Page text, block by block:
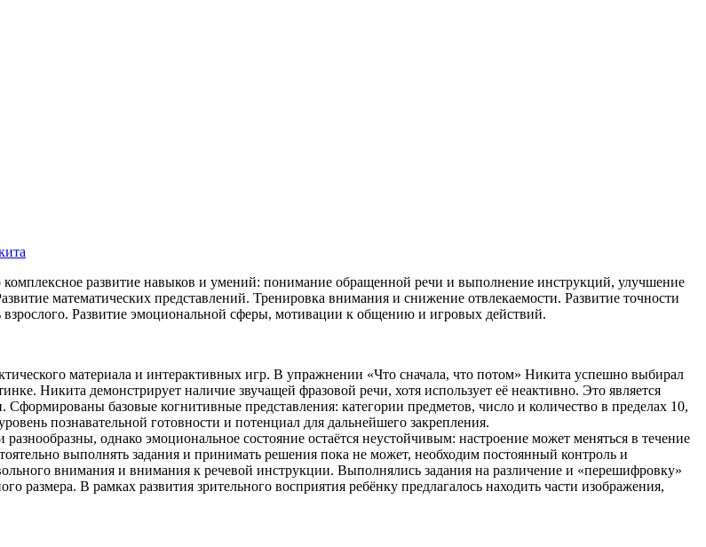
развитие навыков и умений: понимание обращенной речи и выполнение инструкций, улучшение
математических представлений. Тренировка внимания и снижение отвлекаемости. Развитие точности
Развитие эмоциональной сферы, мотивации к общению и игровых действий.
материала и интерактивных игр. В упражнении «Что сначала, что потом» Никита успешно выбирал
Никита демонстрирует наличие звучащей фразовой речи, хотя использует её неактивно. Это является
базовые когнитивные представления: категории предметов, число и количество в пределах 10,
познавательной готовности и потенциал для дальнейшего закрепления.
однако эмоциональное состояние остаётся неустойчивым: настроение может меняться в течение
выполнять задания и принимать решения пока не может, необходим постоянный контроль и
внимания и внимания к речевой инструкции. Выполнялись задания на различение и «перешифровку»
В рамках развития зрительного восприятия ребёнку предлагалось находить части изображения,